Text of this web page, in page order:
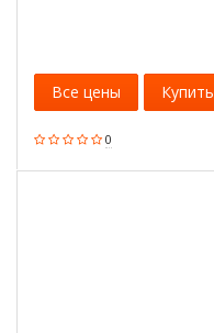
0
Все цены Купить